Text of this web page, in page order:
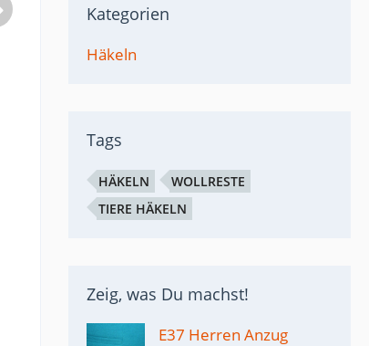
Kategorien
Häkeln
Tags
HÄKELN
WOLLRESTE
TIERE HÄKELN
Zeig, was Du machst!
E37 Herren Anzug